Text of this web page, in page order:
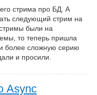
стрима про БД. А
следующий стрим на
были на
то теперь пришла
более сложную серию
и просили.
Async